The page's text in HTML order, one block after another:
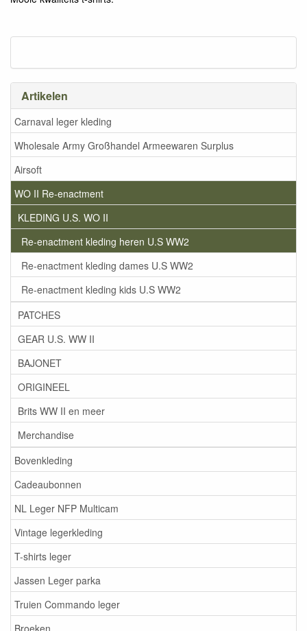
Artikelen
Carnaval leger kleding
Wholesale Army Großhandel Armeewaren Surplus
Airsoft
WO II Re-enactment
KLEDING U.S. WO II
Re-enactment kleding heren U.S WW2
Re-enactment kleding dames U.S WW2
Re-enactment kleding kids U.S WW2
PATCHES
GEAR U.S. WW II
BAJONET
ORIGINEEL
Brits WW II en meer
Merchandise
Bovenkleding
Cadeaubonnen
NL Leger NFP Multicam
Vintage legerkleding
T-shirts leger
Jassen Leger parka
Truien Commando leger
Broeken